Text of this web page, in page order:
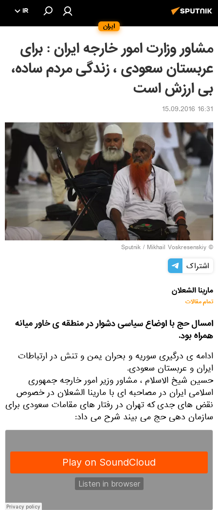
ایران
IR
مشاور وزارت امور خارجه ایران : برای
عربستان سعودی ، زندگی مردم ساده،
بی ارزش است
16:31 15.09.2016
© Sputnik / Mikhail Voskresenskiy
اشتراک
مارینا الشعلان
تمام مقالات
امسال حج با اوضاع سیاسی دشوار در منطقه ی خاور میانه
همراه بود.
ادامه ی درگیری سوریه و بحران یمن و تنش در ارتباطات
ایران و عربستان سعودی.
حسین شیخ الاسلام ، مشاور وزیر امور خارجه جمهوری
اسلامی ایران در مصاحبه ای با مارینا الشعلان در خصوص
نقض های جدی که تهران در رفتار های مقامات سعودی برای
سازمان دهی حج می بیند شرح می داد: